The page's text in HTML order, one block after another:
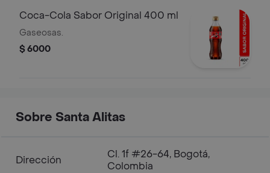
Coca-Cola Sabor Original 400 ml
Gaseosas.
$ 6000
Sobre Santa Alitas
Dirección
Cl. 1f #26-64, Bogotá,
Colombia